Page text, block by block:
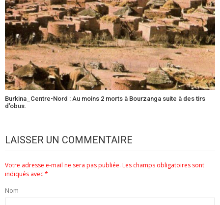
Burkina_Centre-Nord : Au moins 2 morts à Bourzanga suite à des tirs
d’obus.
LAISSER UN COMMENTAIRE
Votre adresse e-mail ne sera pas publiée. Les champs obligatoires sont
indiqués avec*
Nom